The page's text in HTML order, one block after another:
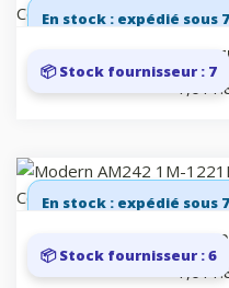
En stock : expédié sous
Modern
📦 Stock fournisseur : 7
En stock : expédié sous
Modern
📦 Stock fournisseur : 6